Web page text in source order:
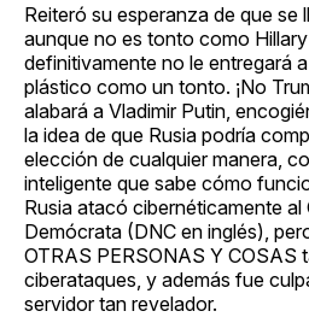
Reiteró su esperanza de que se
aunque no es tonto como
definitivamente no le entregará
plástico como un tonto. ¡No
alabará a Vladimir Putin,
la idea de que Rusia podría
elección de cualquier manera,
inteligente que sabe cómo
Rusia atacó cibernéticamente
Demócrata (DNC en inglés),
OTRAS PERSONAS Y COSAS
ciberataques, y además fue
servidor tan revelador.